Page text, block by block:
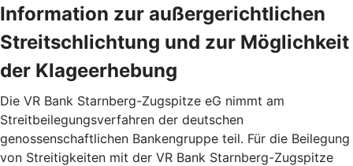
Information zur außergerichtlichen
Streitschlichtung und zur Möglichkeit
der Klageerhebung
Die VR Bank Starnberg-Zugspitze eG nimmt am
Streitbeilegungsverfahren der deutschen
genossenschaftlichen Bankengruppe teil. Für die Beilegung
von Streitigkeiten mit der VR Bank Starnberg-Zugspitze